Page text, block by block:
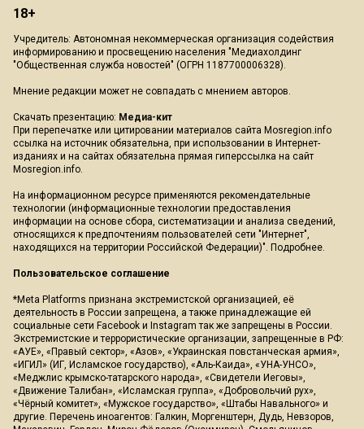
18+
Учредитель: Автономная некоммерческая организация содействия
информированию и просвещению населения "Медиахолдинг
"Общественная служба новостей" (ОГРН 1187700006328).
Мнение редакции может не совпадать с мнением авторов.
Скачать презентацию: Медиа-кит
При перепечатке или цитировании материалов сайта Mosregion.info
ссылка на источник обязательна, при использовании в Интернет-
изданиях и на сайтах обязательна прямая гиперссылка на сайт
Mosregion.info.
На информационном ресурсе применяются рекомендательные
технологии (информационные технологии предоставления
информации на основе сбора, систематизации и анализа сведений,
относящихся к предпочтениям пользователей сети "Интернет",
находящихся на территории Российской Федерации)". Подробнее.
Пользовательское соглашение
*Meta Platforms признана экстремистской организацией, её
деятельность в России запрещена, а также принадлежащие ей
социальные сети Facebook и Instagram так же запрещены в России.
Экстремистские и террористические организации, запрещенные в РФ:
«АУЕ», «Правый сектор», «Азов», «Украинская повстанческая армия»,
«ИГИЛ» (ИГ, Исламское государство), «Аль-Каида», «УНА-УНСО»,
«Меджлис крымско-татарского народа», «Свидетели Иеговы»,
«Движение Талибан», «Исламская группа», «Добровольчий рух»,
«Чёрный комитет», «Мужское государство», «Штабы Навального» и
другие. Перечень иноагентов: Галкин, Моргенштерн, Дудь, Невзоров,